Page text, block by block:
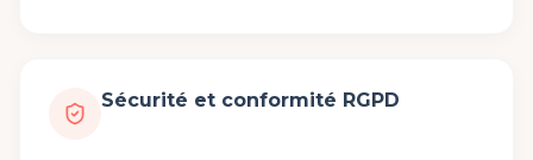
Sécurité et conformité RGPD